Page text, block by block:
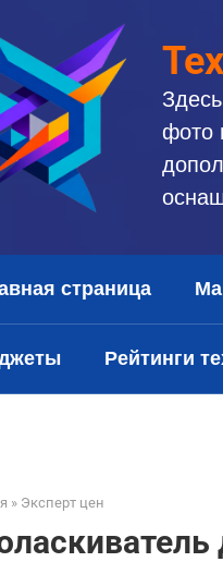
фото
страница
Рейтинги
» Эксперт цен